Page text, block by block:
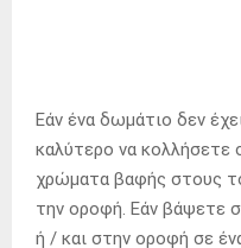
Εάν ένα δωμάτιο δεν
καλύτερο να κολλήσετε
χρώματα βαφής στους
την οροφή. Εάν βάψετε
ή / και στην οροφή σε